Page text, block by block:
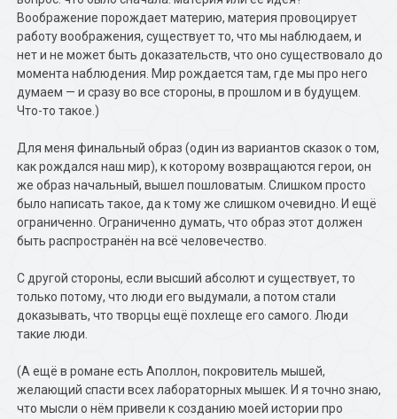
Воображение порождает материю, материя провоцирует
работу воображения, существует то, что мы наблюдаем, и
нет и не может быть доказательств, что оно существовало до
момента наблюдения. Мир рождается там, где мы про него
думаем — и сразу во все стороны, в прошлом и в будущем.
Что-то такое.)
Для меня финальный образ (один из вариантов сказок о том,
как рождался наш мир), к которому возвращаются герои, он
же образ начальный, вышел пошловатым. Слишком просто
было написать такое, да к тому же слишком очевидно. И ещё
ограниченно. Ограниченно думать, что образ этот должен
быть распространён на всё человечество.
С другой стороны, если высший абсолют и существует, то
только потому, что люди его выдумали, а потом стали
доказывать, что творцы ещё похлеще его самого. Люди
такие люди.
(А ещё в романе есть Аполлон, покровитель мышей,
желающий спасти всех лабораторных мышек. И я точно знаю,
что мысли о нём привели к созданию моей истории про